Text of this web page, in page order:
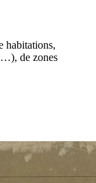
habitations,
de zones